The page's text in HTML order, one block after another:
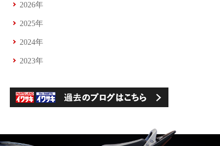
2026年
2025年
2024年
2023年